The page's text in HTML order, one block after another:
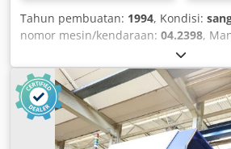
Tahun pembuatan: 1994, Kondisi:
nomor mesin/kendaraan: 04.2398,
Klink Model: RIW 10 x 1500 x 500
Year of manufacture: complete
in 1994 Weight: 3,700 kg Pulling force:
Max. stroke: 1,500 mm Max. workpiece
mm Broaching speeds: infinitely
to 6 m/min Return speed: steplessly